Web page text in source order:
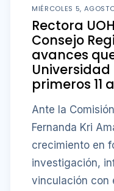
MIÉRCOLES 5,
Rectora
Consejo
avances
primeros 11
Ante la
Fernanda Kri
crecimiento en
investigación,
vinculación con